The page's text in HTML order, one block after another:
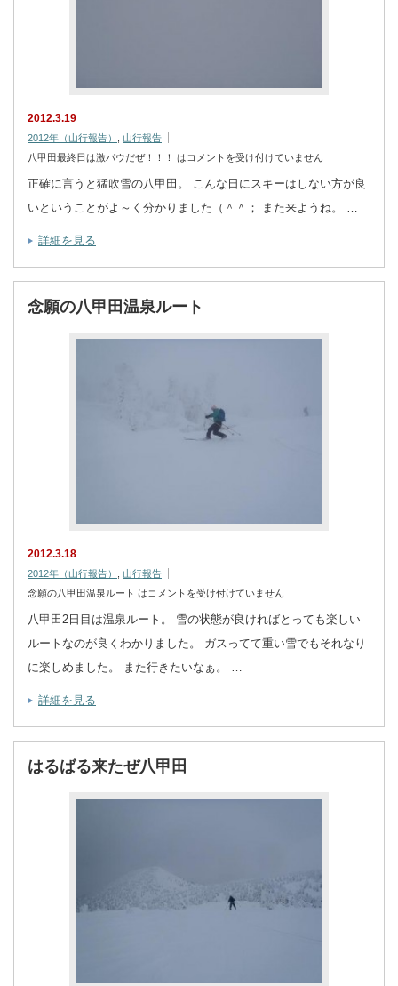
2012.3.19
2012年（山行報告）
山行報告
八甲田最終日は激パウだぜ！！！ は コメントを受け付けていません
正確に言うと猛吹雪の八甲田。 こんな日にスキーはしない方が良
いということがよ～く分かりました（＾＾； また来ようね。 …
詳細を見る
念願の八甲田温泉ルート
2012.3.18
2012年（山行報告）
山行報告
念願の八甲田温泉ルート は コメントを受け付けていません
八甲田2日目は温泉ルート。 雪の状態が良ければとっても楽しい
ルートなのが良くわかりました。 ガスってて重い雪でもそれなり
に楽しめました。 また行きたいなぁ。 …
詳細を見る
はるばる来たぜ八甲田